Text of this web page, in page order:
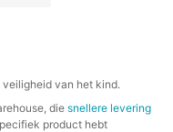
van het kind.
diesnellere levering
product hebt